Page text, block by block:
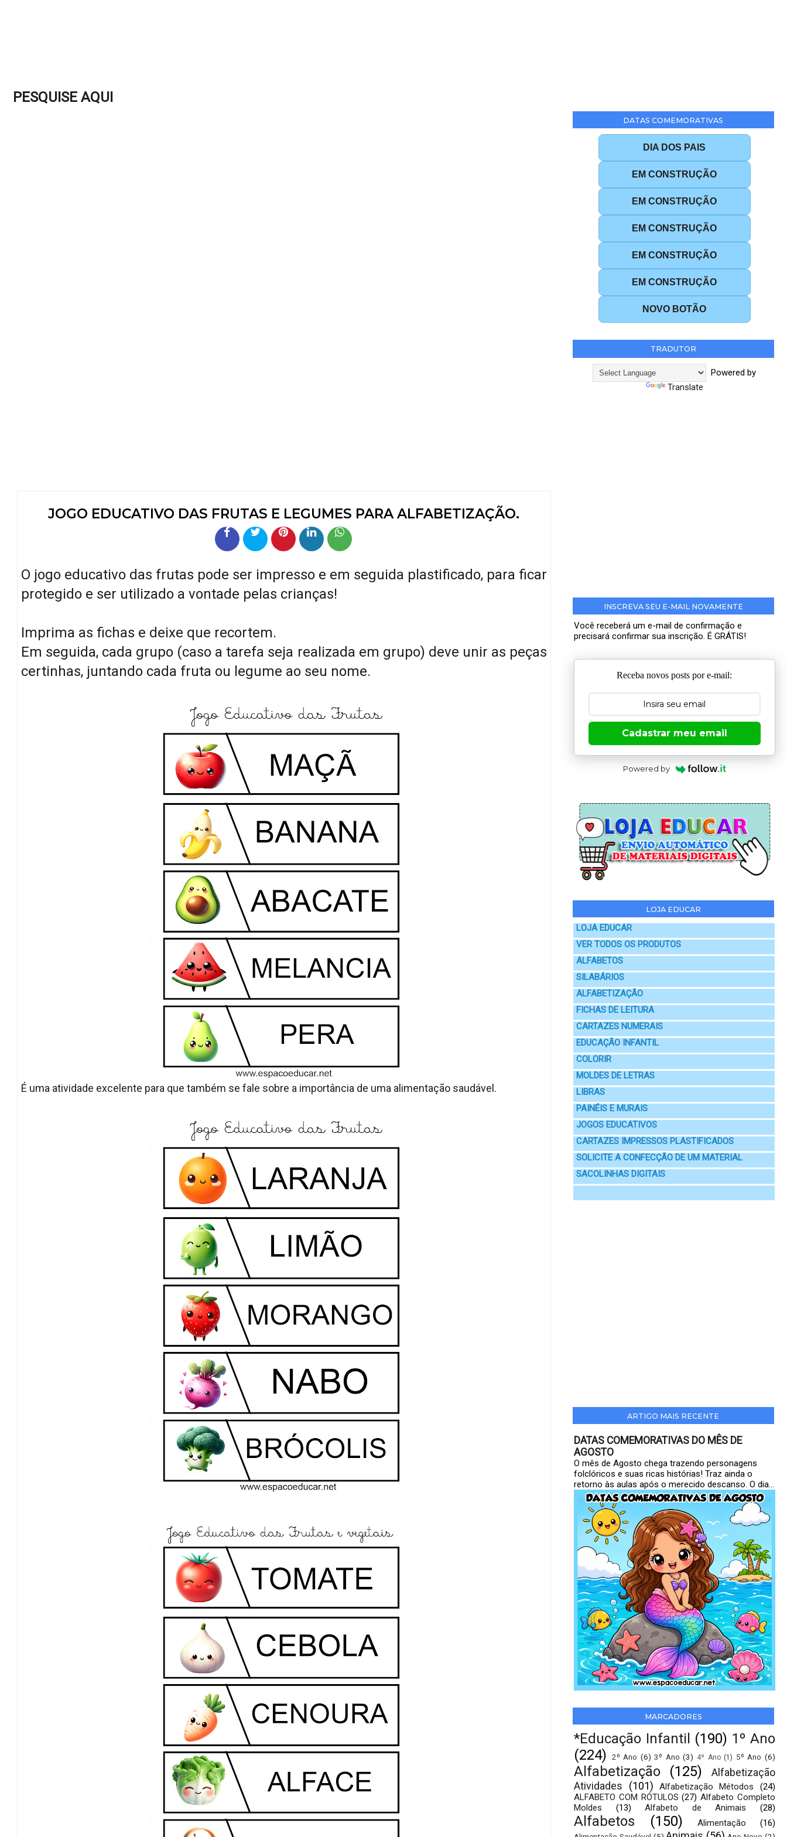
PESQUISE AQUI
JOGO EDUCATIVO DAS FRUTAS E LEGUMES PARA ALFABETIZAÇÃO.
O jogo educativo das frutas pode ser impresso e em seguida plastificado, para ficar
protegido e ser utilizado a vontade pelas crianças!
Imprima as fichas e deixe que recortem.
Em seguida, cada grupo (caso a tarefa seja realizada em grupo) deve unir as peças
certinhas, juntando cada fruta ou legume ao seu nome.
É uma atividade excelente para que também se fale sobre a importância de uma alimentação saudável.
DATAS COMEMORATIVAS
DIA DOS PAIS
EM CONSTRUÇÃO
EM CONSTRUÇÃO
EM CONSTRUÇÃO
EM CONSTRUÇÃO
EM CONSTRUÇÃO
NOVO BOTÃO
TRADUTOR
Powered by
Translate
INSCREVA SEU E-MAIL NOVAMENTE
Você receberá um e-mail de confirmação e
precisará confirmar sua inscrição. É GRÁTIS!
Receba novos posts por e-mail:
Cadastrar meu email
Powered by
LOJA EDUCAR
LOJA EDUCAR
VER TODOS OS PRODUTOS
ALFABETOS
SILABÁRIOS
ALFABETIZAÇÃO
FICHAS DE LEITURA
CARTAZES NUMERAIS
EDUCAÇÃO INFANTIL
COLORIR
MOLDES DE LETRAS
LIBRAS
PAINÉIS E MURAIS
JOGOS EDUCATIVOS
CARTAZES IMPRESSOS PLASTIFICADOS
SOLICITE A CONFECÇÃO DE UM MATERIAL
SACOLINHAS DIGITAIS
ARTIGO MAIS RECENTE
DATAS COMEMORATIVAS DO MÊS DE
AGOSTO
O mês de Agosto chega trazendo personagens
folclóricos e suas ricas histórias! Traz ainda o
retorno às aulas após o merecido descanso. O dia...
MARCADORES
*Educação Infantil (190) 1º Ano
(224)
2º Ano (6) 3º Ano (3) 4º Ano (1) 5º Ano (6)
Alfabetização (125)
Alfabetização
Atividades
(101) Alfabetização Métodos
(24)
ALFABETO COM RÓTULOS (27) Alfabeto Completo
Moldes
(13) Alfabeto de Animais (28)
Alfabetos (150) Alimentação (16)